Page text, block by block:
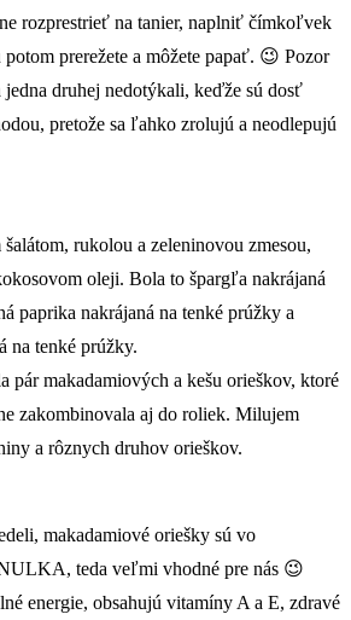
rozprestrieť na tanier, naplniť čímkoľvek
prerežete a môžete papať. 😉 Pozor
jedna druhej nedotýkali, keďže sú dosť
pretože sa ľahko zrolujú a neodlepujú
rukolou a zeleninovou zmesou,
oleji. Bola to špargľa nakrájaná
paprika nakrájaná na tenké prúžky a
na tenké prúžky.
pár makadamiových a kešu orieškov, ktoré
zakombinovala aj do roliek. Milujem
a rôznych druhov orieškov.
makadamiové oriešky sú vo
teda veľmi vhodné pre nás 😉
energie, obsahujú vitamíny A a E, zdravé